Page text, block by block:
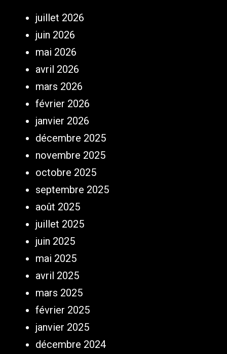
juillet 2026
juin 2026
mai 2026
avril 2026
mars 2026
février 2026
janvier 2026
décembre 2025
novembre 2025
octobre 2025
septembre 2025
août 2025
juillet 2025
juin 2025
mai 2025
avril 2025
mars 2025
février 2025
janvier 2025
décembre 2024